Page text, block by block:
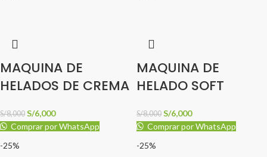
MAQUINA DE
HELADOS DE CREMA
S/8,000 S/6,000
Comprar por WhatsApp
MAQUINA DE
HELADO SOFT
S/8,000 S/6,000
Comprar por WhatsApp
-25%
-25%